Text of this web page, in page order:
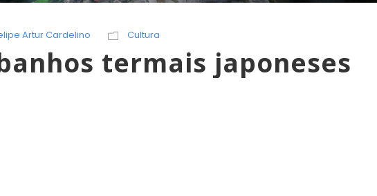
Artur Cardelino Cultura
termais japoneses